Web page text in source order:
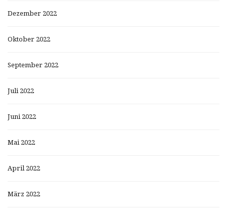
Dezember 2022
Oktober 2022
September 2022
Juli 2022
Juni 2022
Mai 2022
April 2022
März 2022